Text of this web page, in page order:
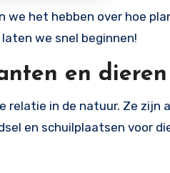
we het hebben over hoe
we snel beginnen!
en dieren
relatie in de natuur. Ze
en schuilplaatsen voor